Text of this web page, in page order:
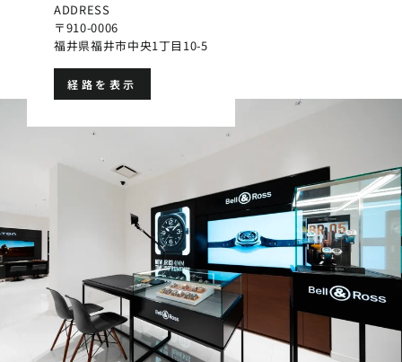
ADDRESS
〒910-0006
福井県福井市中央1丁目10-5
経路を表示